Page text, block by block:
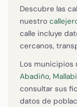
Descubre las
nuestro
calle incluye
cercanos,
Los municipios
Abadiño,
consultar sus
datos de